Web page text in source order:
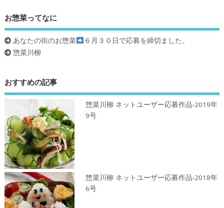
お惣菜ってなに
あなたの街のお惣菜
６月３０日で応募を締切ました。
惣菜川柳
おすすめの記事
惣菜川柳 ネットユーザー応募作品-2019年
9号
惣菜川柳 ネットユーザー応募作品-2018年
6号